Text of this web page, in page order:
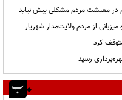
در معیشت مردم مشکلی پیش نیاید
کرد